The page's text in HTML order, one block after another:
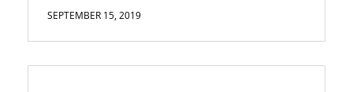
SEPTEMBER 15, 2019